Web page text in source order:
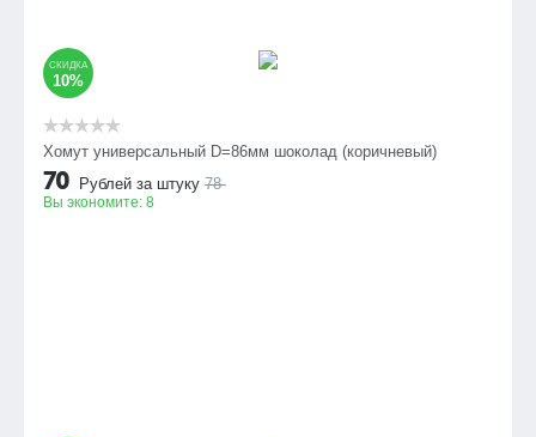
СКИДКА
10%
Хомут универсальный D=86мм шоколад (коричневый)
70 Рублей за штуку 78
Вы экономите: 8